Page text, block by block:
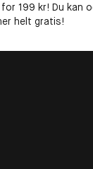
199 kr! Du kan
helt gratis!